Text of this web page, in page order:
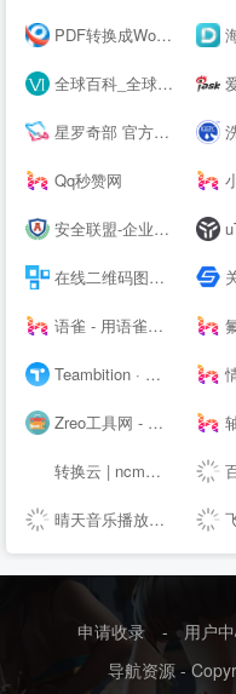
PDF转换成Word转换器在线免费 - 在线word转pdf转换器 - 迅捷PDF转换器免费版 海
全球百科_全球首个企业百科平台 爱
星罗奇部 官方网站-元宇宙社交平台 洗轮
Qq秒赞网
安全联盟-企业查询|网站查询|曝光查询|企业工商查询|企业信用查询|企业失信记录|大数据企业信用平台。
在线二维码图片生成器_二维码扫描软件下载_联图二维码 关键
语雀 - 用语雀，构建你的数字花园 · 语雀
Teambition · 阿里巴巴旗下团队协作工具 情
Zreo工具网 - 便民工具网站 懒人工具箱 在线工具网 QQ工具 便民工具 站长工具 手机工具 多功能工具网 轴流
转换云 | ncm转mp3在线网站 - 了解ncm格式如何转换为mp3 百
晴天音乐播放器 - 免费稳定的HTML悬浮播放器 飞书——先
申请收录 - 用户
导航资源 -